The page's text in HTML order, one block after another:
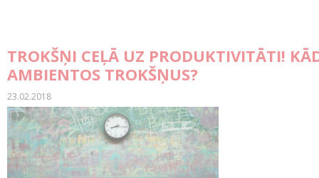
TROKŠŅI CEĻĀ UZ PRODUKTIVITĀTI!
AMBIENTOS TROKŠŅUS?
23.02.2018